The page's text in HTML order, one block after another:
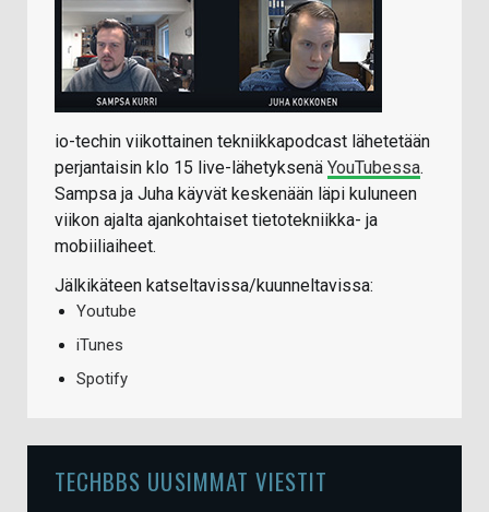
io-techin viikottainen tekniikkapodcast lähetetään
perjantaisin klo 15 live-lähetyksenä YouTubessa.
Sampsa ja Juha käyvät keskenään läpi kuluneen
viikon ajalta ajankohtaiset tietotekniikka- ja
mobiiliaiheet.
Jälkikäteen katseltavissa/kuunneltavissa:
Youtube
iTunes
Spotify
TECHBBS UUSIMMAT VIESTIT